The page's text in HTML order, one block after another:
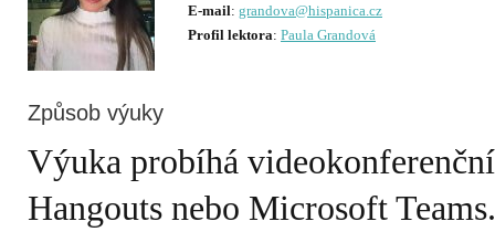
E-mail: grandova@hispanica.cz
Profil lektora: Paula Grandová
Způsob výuky
Výuka probíhá
Hangouts nebo Microsoft